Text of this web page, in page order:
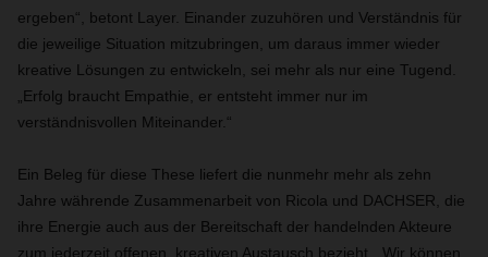
ergeben“, betont Layer. Einander zuzuhören und Verständnis für
die jeweilige Situation mitzubringen, um daraus immer wieder
kreative Lösungen zu entwickeln, sei mehr als nur eine Tugend.
„Erfolg braucht Empathie, er entsteht immer nur im
verständnisvollen Miteinander.“
Ein Beleg für diese These liefert die nunmehr mehr als zehn
Jahre währende Zusammenarbeit von Ricola und DACHSER, die
ihre Energie auch aus der Bereitschaft der handelnden Akteure
zum jederzeit offenen, kreativen Austausch bezieht. „Wir können